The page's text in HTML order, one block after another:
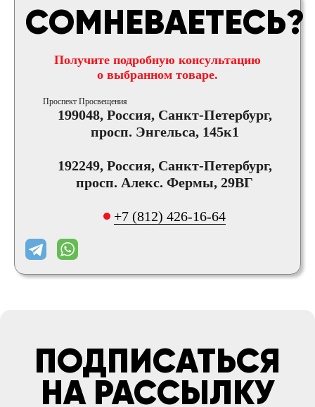
СОМНЕВАЕТЕСЬ?
Получите подробную консультацию
о выбранном товаре.
Проспект Просвещения
199048, Россия, Санкт-Петербург,
просп. Энгельса, 145к1
192249, Россия, Санкт-Петербург,
просп. Алекс. Фермы, 29ВГ
+7 (812) 426-16-64
ПОДПИСАТЬСЯ
НА РАССЫЛКУ